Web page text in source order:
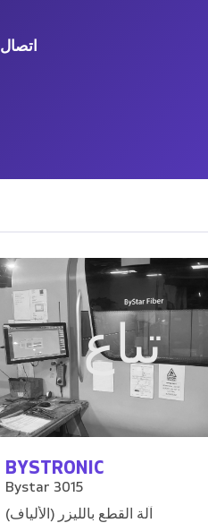
اتصال
تباع
BYSTRONIC
Bystar 3015
آلة القطع بالليزر (الألياف)